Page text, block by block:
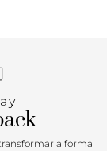
a forma